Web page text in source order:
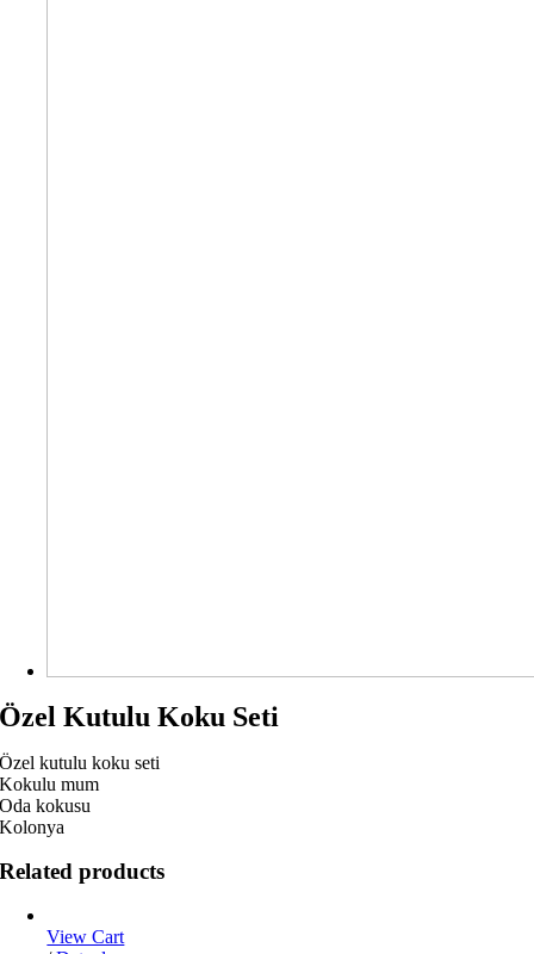
Özel Kutulu Koku Seti
Özel kutulu koku seti
Kokulu mum
Oda kokusu
Kolonya
Related products
View Cart